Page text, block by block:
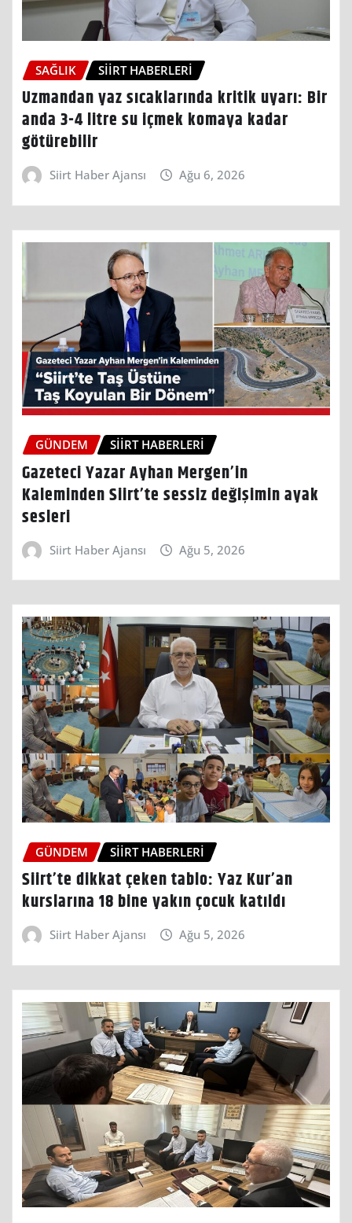
SAĞLIK SIIRT HABERLERI
Uzmandan yaz sıcaklarında kritik uyarı: Bir
anda 3-4 litre su içmek komaya kadar
götürebilir
Siirt Haber Ajansı Ağu 6, 2026
GÜNDEM SIIRT HABERLERI
Gazeteci Yazar Ayhan Mergen’in
Kaleminden Siirt’te sessiz değişimin ayak
sesleri
Siirt Haber Ajansı Ağu 5, 2026
GÜNDEM SIIRT HABERLERI
Siirt’te dikkat çeken tablo: Yaz Kur’an
kurslarına 18 bine yakın çocuk katıldı
Siirt Haber Ajansı Ağu 5, 2026